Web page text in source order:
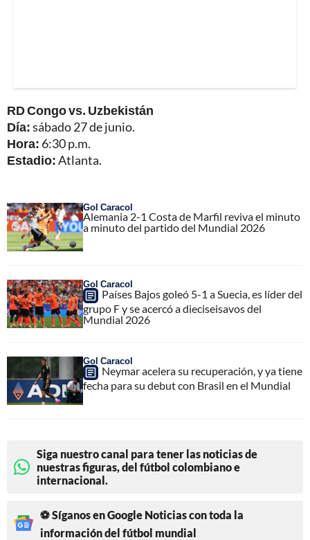
RD Congo vs. Uzbekistán
Día:sábado 27 de junio.
Hora: 6:30 p.m.
Estadio:Atlanta.
Gol Caracol
Alemania 2-1 Costa de Marfil reviva el minuto
a minuto del partido del Mundial 2026
Gol Caracol
Países Bajos goleó 5-1 a Suecia, es líder del
grupo F y se acercó a dieciseisavos del
Mundial 2026
Gol Caracol
Neymar acelera su recuperación, y ya tiene
fecha para su debut con Brasil en el Mundial
Siga nuestro canal para tener las noticias de
nuestras figuras, del fútbol colombiano e
internacional.
⚽ Síganos en Google Noticias con toda la
información del fútbol mundial